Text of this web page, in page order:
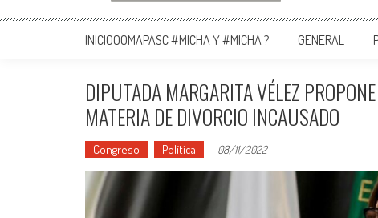
La Nota Prensa De Sonora
Noticias del día
INICIOOOMAPASC #MICHA Y #MICHA ? GENERAL
DIPUTADA MARGARITA VÉLEZ
MATERIA DE DIVORCIO INCAUSADO
Congreso Política - 08/11/2022